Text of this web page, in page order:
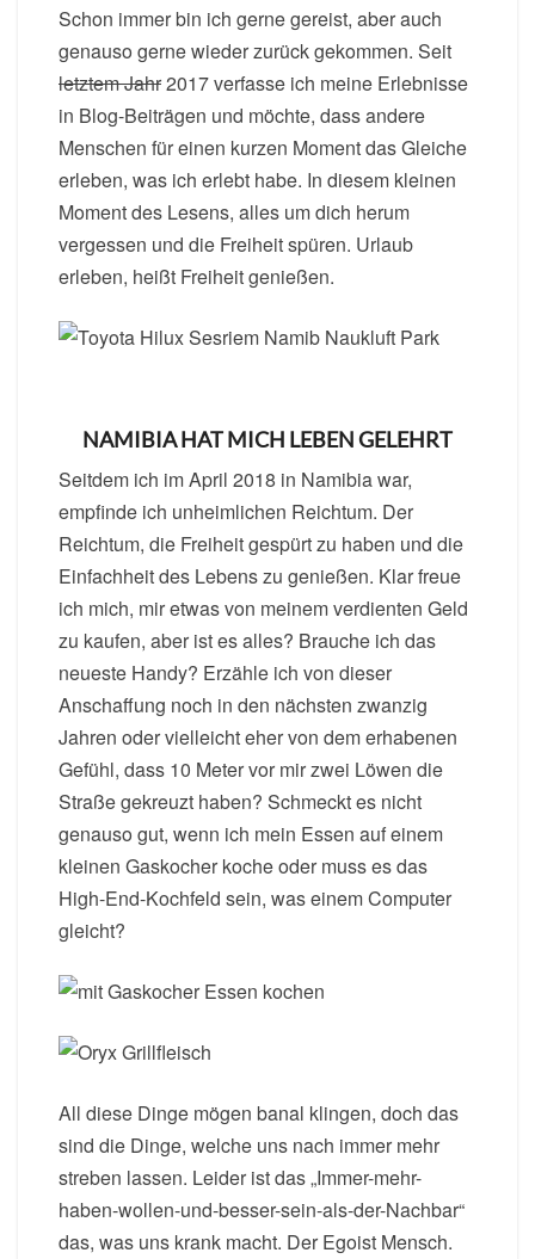
Schon immer bin ich gerne gereist, aber auch
genauso gerne wieder zurück gekommen. Seit
letztem Jahr2017 verfasse ich meine Erlebnisse
in Blog-Beiträgen und möchte, dass andere
Menschen für einen kurzen Moment das Gleiche
erleben, was ich erlebt habe. In diesem kleinen
Moment des Lesens, alles um dich herum
vergessen und die Freiheit spüren. Urlaub
erleben, heißt Freiheit genießen.
NAMIBIA HAT MICH LEBEN GELEHRT
Seitdem ich im April 2018 in Namibia war,
empfinde ich unheimlichen Reichtum. Der
Reichtum, die Freiheit gespürt zu haben und die
Einfachheit des Lebens zu genießen. Klar freue
ich mich, mir etwas von meinem verdienten Geld
zu kaufen, aber ist es alles? Brauche ich das
neueste Handy? Erzähle ich von dieser
Anschaffung noch in den nächsten zwanzig
Jahren oder vielleicht eher von dem erhabenen
Gefühl, dass 10 Meter vor mir zwei Löwen die
Straße gekreuzt haben? Schmeckt es nicht
genauso gut, wenn ich mein Essen auf einem
kleinen Gaskocher koche oder muss es das
High-End-Kochfeld sein, was einem Computer
gleicht?
All diese Dinge mögen banal klingen, doch das
sind die Dinge, welche uns nach immer mehr
streben lassen. Leider ist das „Immer-mehr-
haben-wollen-und-besser-sein-als-der-Nachbar“
das, was uns krank macht. Der Egoist Mensch.